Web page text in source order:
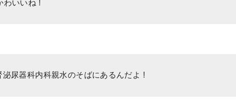
わいいね !
尿器科内科親水のそばにあるんだよ !